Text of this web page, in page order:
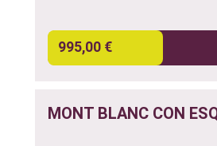
995,00 €
MONT BLANC CON